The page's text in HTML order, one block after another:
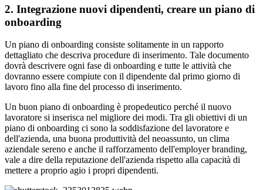
2. Integrazione nuovi dipendenti, creare un piano di
onboarding
Un piano di onboarding consiste solitamente in un rapporto
dettagliato che descriva procedure di inserimento. Tale documento
dovrà descrivere ogni fase di onboarding e tutte le attività che
dovranno essere compiute con il dipendente dal primo giorno di
lavoro fino alla fine del processo di inserimento.
Un buon piano di onboarding è propedeutico perché il nuovo
lavoratore si inserisca nel migliore dei modi. Tra gli obiettivi di un
piano di onboarding ci sono la soddisfazione del lavoratore e
dell'azienda, una buona produttività del neoassunto, un clima
aziendale sereno e anche il rafforzamento dell'employer branding,
vale a dire della reputazione dell'azienda rispetto alla capacità di
mettere a proprio agio i propri dipendenti.